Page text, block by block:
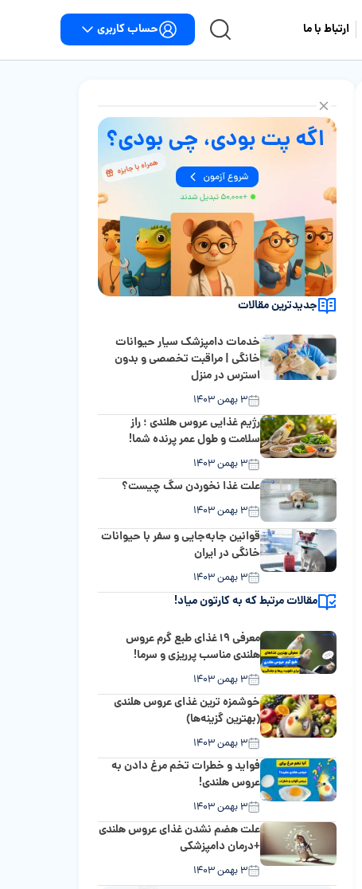
ارتباط با ما حساب کاربری
جدیدترین مقالات
خدمات دامپزشک سیار حیوانات
خانگی | مراقبت تخصصی و بدون
استرس در منزل
۳ بهمن ۱۴۰۳
رژیم غذایی عروس هلندی ؛ راز
سلامت و طول عمر پرنده شما!
۳ بهمن ۱۴۰۳
علت غذا نخوردن سگ چیست؟
۳ بهمن ۱۴۰۳
قوانین جابه‌جایی و سفر با حیوانات
خانگی در ایران
۳ بهمن ۱۴۰۳
مقالات مرتبط که به کارتون میاد!
معرفی ۱۹ غذای طبع گرم عروس
هلندی مناسب پرریزی و سرما!
۳ بهمن ۱۴۰۳
خوشمزه ترین غذای عروس هلندی
(بهترین گزینه‌ها)
۳ بهمن ۱۴۰۳
فواید و خطرات تخم مرغ دادن به
عروس هلندی!
۳ بهمن ۱۴۰۳
علت هضم نشدن غذای عروس هلندی
+درمان دامپزشکی
۳ بهمن ۱۴۰۳